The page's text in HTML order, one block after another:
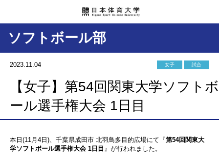
ソフトボール部
2023.11.04 女子 試合
【女子】第54回関東大学ソフトボ
ール選手権大会 1日目
本日(11月4日)、千葉県成田市 北羽鳥多目的広場にて『第54回関東大
学ソフトボール選手権大会 1日目 』が行われました。